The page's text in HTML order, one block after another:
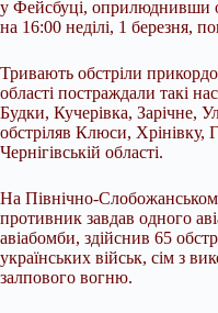
у Фейсбуці, оприлюднивши
на 16:00 неділі, 1 березня,
Тривають обстріли
області постраждали такі
Будки, Кучерівка, Зарічне,
обстріляв Клюси, Хрінівку,
Чернігівській області.
На Північно-
противник завдав одного
авіабомби, здійснив 65
українських військ, сім з
залпового вогню.